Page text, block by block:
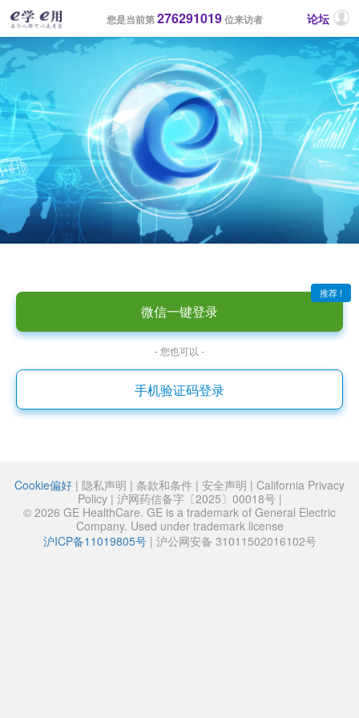
您是当前第276291019位来访者 论坛
推荐 !
微信一键登录
- 您也可以 -
手机验证码登录
Cookie偏好 | 隐私声明 | 条款和条件 | 安全声明 | California Privacy
Policy| 沪网药信备字〔2025〕00018号|
© 2026 GE HealthCare. GE is a trademark of General Electric
Company. Used under trademark license
沪ICP备11019805号| 沪公网安备 31011502016102号